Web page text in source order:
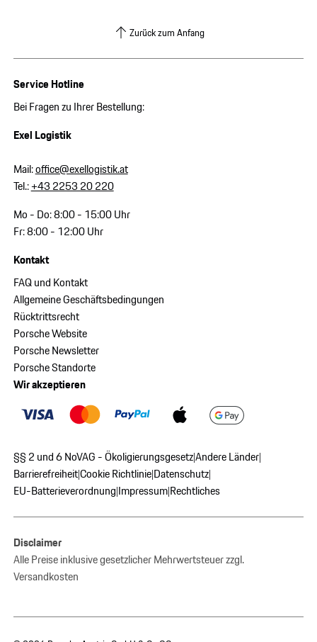
Zurück zum Anfang
Service Hotline
Bei Fragen zu Ihrer Bestellung:
Exel Logistik
Mail:office@exellogistik.at
Tel.:+43 2253 20 220
Mo - Do: 8:00 - 15:00 Uhr
Fr: 8:00 - 12:00 Uhr
Kontakt
FAQ und Kontakt
Allgemeine Geschäftsbedingungen
Rücktrittsrecht
Porsche Website
Porsche Newsletter
Porsche Standorte
Wir akzeptieren
§§ 2 und 6 NoVAG - Ökoligierungsgesetz|Andere Länder|
Barrierefreiheit|Cookie Richtlinie|Datenschutz|
EU-Batterieverordnung|Impressum|Rechtliches
Disclaimer
Alle Preise inklusive gesetzlicher Mehrwertsteuer zzgl.
Versandkosten